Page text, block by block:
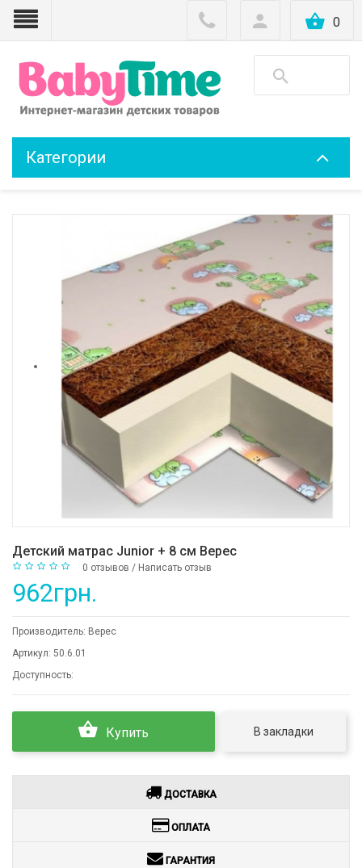
0
Категории
Детский матрас Junior + 8 см Верес
0 отзывов / Написать отзыв
962грн.
Производитель: Верес
Артикул: 50.6.01
Доступность:
Купить В закладки
ДОСТАВКА
ОПЛАТА
ГАРАНТИЯ